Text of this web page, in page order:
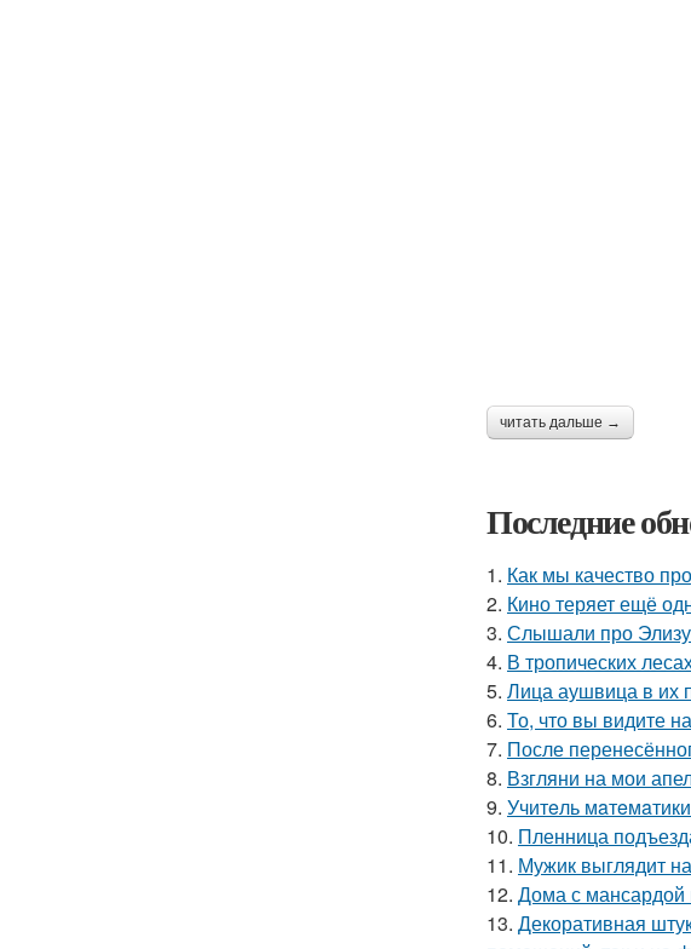
читать дальше →
Последние
1. Как мы качество
2. Кино теряет ещё
3. Слышали про Элизу
4. В тропических
5. Лица аушвица в их
6. То, что вы видите
7. После
8. Взгляни на мои
9. Учитeль
10. Пленница
11. Мужик выглядит
12. Дома с мансардой
13. Декоративная